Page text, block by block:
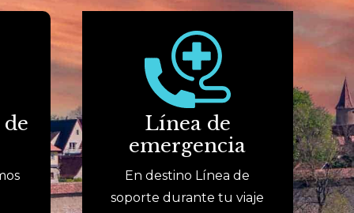
Línea de
emergencia
En destino Línea de
soporte durante tu viaje